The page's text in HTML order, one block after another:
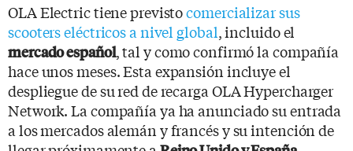
OLA Electric tiene previstocomercializar sus
scooters eléctricos a nivel global, incluido el
mercado español, tal y como confirmó la compañía
hace unos meses. Esta expansión incluye el
despliegue de su red de recarga OLA Hypercharger
Network. La compañía ya ha anunciado su entrada
a los mercados alemán y francés y su intención de